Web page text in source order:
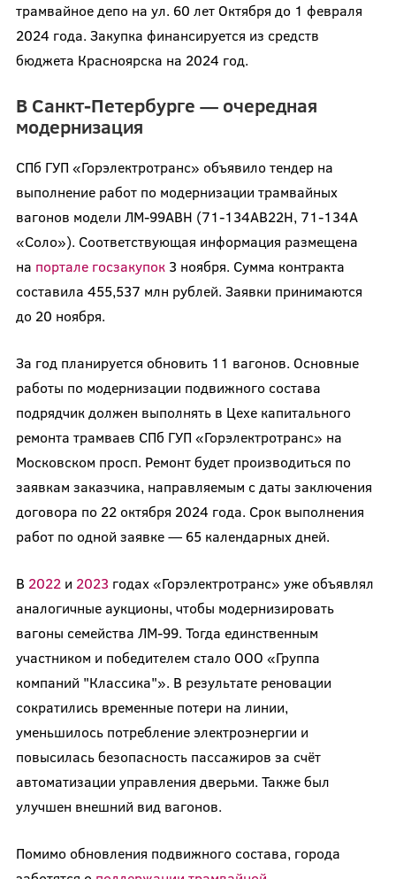
трамвайное депо на ул. 60 лет Октября до 1 февраля
2024 года. Закупка финансируется из средств
бюджета Красноярска на 2024 год.
В Санкт-Петербурге — очередная
модернизация
СПб ГУП «Горэлектротранс» объявило тендер на
выполнение работ по модернизации трамвайных
вагонов модели ЛМ-99АВН (71-134АВ22Н, 71-134А
«Соло»). Соответствующая информация размещена
на портале госзакупок 3 ноября. Сумма контракта
составила 455,537 млн рублей. Заявки принимаются
до 20 ноября.
За год планируется обновить 11 вагонов. Основные
работы по модернизации подвижного состава
подрядчик должен выполнять в Цехе капитального
ремонта трамваев СПб ГУП «Горэлектротранс» на
Московском просп. Ремонт будет производиться по
заявкам заказчика, направляемым с даты заключения
договора по 22 октября 2024 года. Срок выполнения
работ по одной заявке — 65 календарных дней.
В 2022и 2023 годах «Горэлектротранс» уже объявлял
аналогичные аукционы, чтобы модернизировать
вагоны семейства ЛМ-99. Тогда единственным
участником и победителем стало ООО «Группа
компаний "Классика"». В результате реновации
сократились временные потери на линии,
уменьшилось потребление электроэнергии и
повысилась безопасность пассажиров за счёт
автоматизации управления дверьми. Также был
улучшен внешний вид вагонов.
Помимо обновления подвижного состава, города